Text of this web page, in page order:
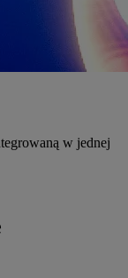
w jednej